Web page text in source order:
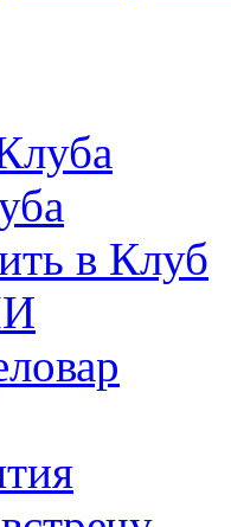
в Клуб